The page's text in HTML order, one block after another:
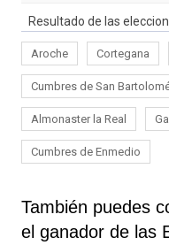
Resultado de las
Aroche Cortegana
Cumbres de San
Almonaster la Real
Cumbres de Enmedio
También puedes
el ganador de las